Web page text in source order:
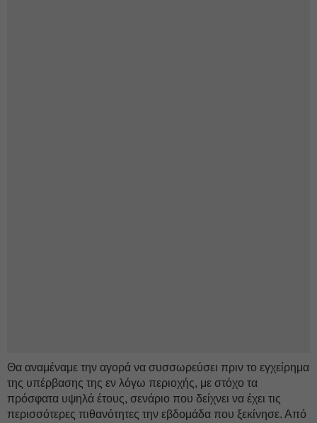
Θα αναμέναμε την αγορά να συσσωρεύσει πριν το εγχείρημα
της υπέρβασης της εν λόγω περιοχής, με στόχο τα
πρόσφατα υψηλά έτους, σενάριο που δείχνει να έχει τις
περισσότερες πιθανότητες την εβδομάδα που ξεκίνησε. Από